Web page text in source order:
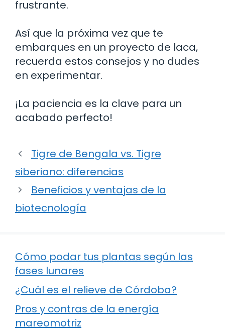
frustrante.
Así que la próxima vez que te
embarques en un proyecto de laca,
recuerda estos consejos y no dudes
en experimentar.
¡La paciencia es la clave para un
acabado perfecto!
Tigre de Bengala vs. Tigre
siberiano: diferencias
Beneficios y ventajas de la
biotecnología
Cómo podar tus plantas según las
fases lunares
¿Cuál es el relieve de Córdoba?
Pros y contras de la energía
mareomotriz